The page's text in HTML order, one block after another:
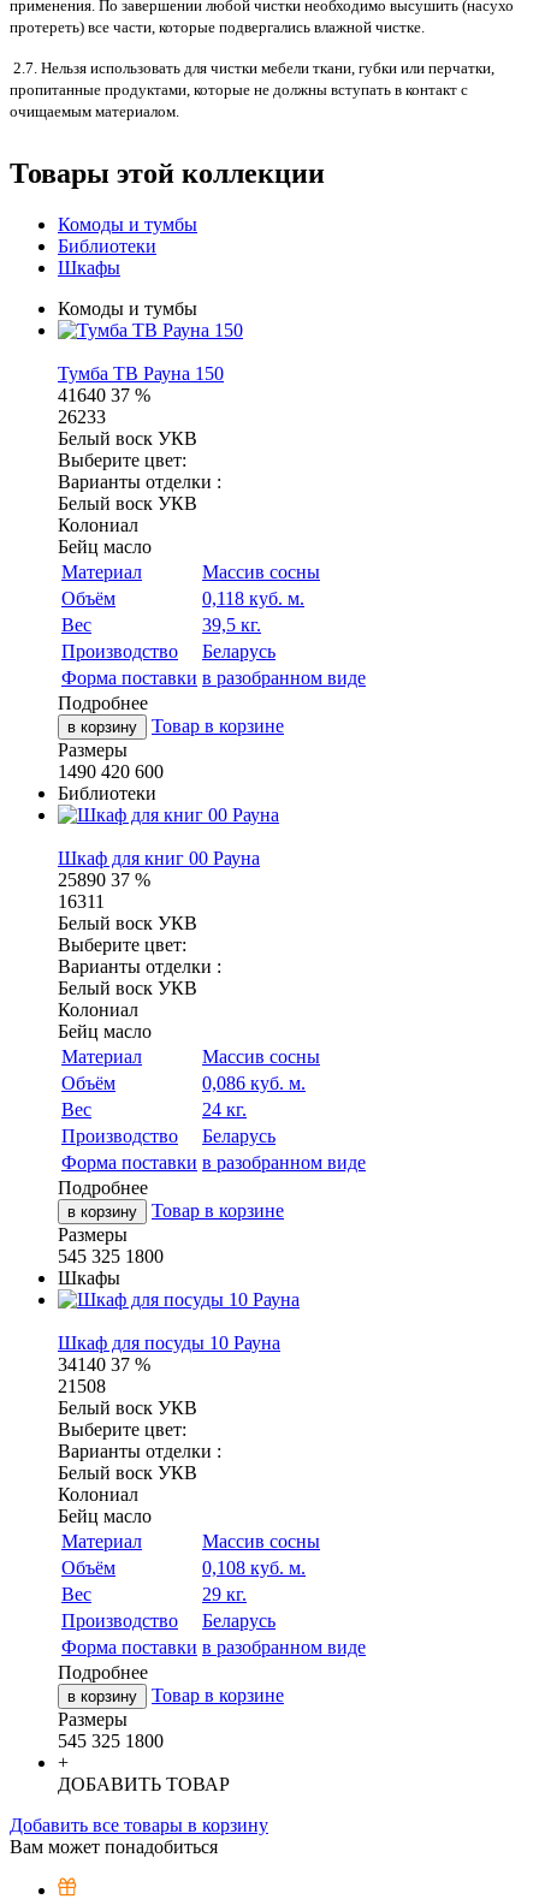
применения. По завершении любой чистки необходимо высушить (насухо
протереть) все части, которые подвергались влажной чистке.
2.7. Нельзя использовать для чистки мебели ткани, губки или перчатки,
пропитанные продуктами, которые не должны вступать в контакт с
очищаемым материалом.
Товары этой коллекции
Комоды и тумбы
Библиотеки
Шкафы
Комоды и тумбы
Тумба ТВ Рауна 150
41640 37 %
26233
Белый воск УКВ
Выберите цвет:
Варианты отделки :
Белый воск УКВ
Колониал
Бейц масло
Материал
Массив сосны
Объём
0,118 куб. м.
Вес
39,5 кг.
Производство
Беларусь
Форма поставки в разобранном виде
Подробнее
в корзину
Товар в корзине
Размеры
1490 420 600
Библиотеки
Шкаф для книг 00 Рауна
25890 37 %
16311
Белый воск УКВ
Выберите цвет:
Варианты отделки :
Белый воск УКВ
Колониал
Бейц масло
Материал
Массив сосны
Объём
0,086 куб. м.
Вес
24 кг.
Производство
Беларусь
Форма поставки в разобранном виде
Подробнее
в корзину
Товар в корзине
Размеры
545 325 1800
Шкафы
Шкаф для посуды 10 Рауна
34140 37 %
21508
Белый воск УКВ
Выберите цвет:
Варианты отделки :
Белый воск УКВ
Колониал
Бейц масло
Материал
Массив сосны
Объём
0,108 куб. м.
Вес
29 кг.
Производство
Беларусь
Форма поставки в разобранном виде
Подробнее
в корзину
Товар в корзине
Размеры
545 325 1800
+
ДОБАВИТЬ ТОВАР
Добавить все товары в корзину
Вам может понадобиться